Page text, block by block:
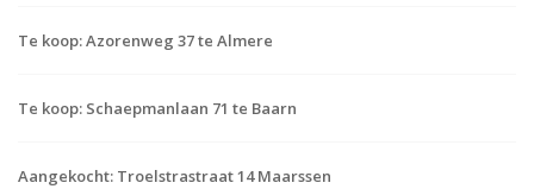
Te koop: Azorenweg 37 te Almere
Te koop: Schaepmanlaan 71 te Baarn
Aangekocht: Troelstrastraat 14 Maarssen